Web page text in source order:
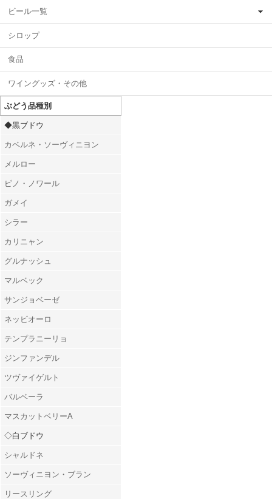
ビール一覧
シロップ
食品
ワイングッズ・その他
ぶどう品種別
◆黒ブドウ
カベルネ・ソーヴィニヨン
メルロー
ピノ・ノワール
ガメイ
シラー
カリニャン
グルナッシュ
マルベック
サンジョベーゼ
ネッビオーロ
テンプラニーリョ
ジンファンデル
ツヴァイゲルト
バルベーラ
マスカットベリーA
◇白ブドウ
シャルドネ
ソーヴィニヨン・ブラン
リースリング